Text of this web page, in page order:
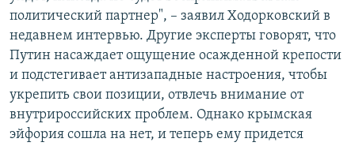
политический партнер", – заявил Ходорковский в
недавнем интервью. Другие эксперты говорят, что
Путин насаждает ощущение осажденной крепости
и подстегивает антизападные настроения, чтобы
укрепить свои позиции, отвлечь внимание от
внутрироссийских проблем. Однако крымская
эйфория сошла на нет, и теперь ему придется